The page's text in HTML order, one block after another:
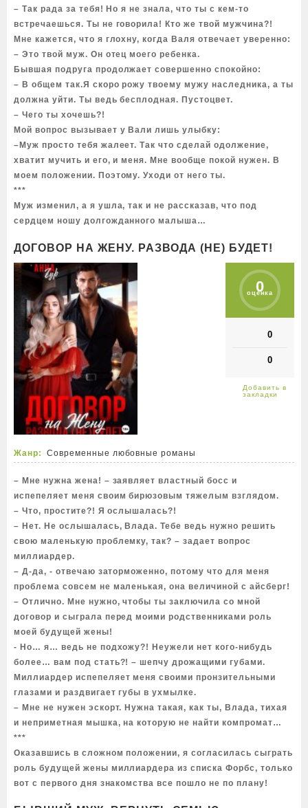
– Так рада за тебя! Но я не знала, что ты с кем-то
встречаешься. Ты не говорила! Кто же твой мужчина?!
Мне кажется, что я глохну, когда Валя отвечает уверенно:
– Это твой муж. Он отец моего ребенка.
Бывшая подруга продолжает совершенно спокойно:
– В общем так.Я скоро рожу твоему мужу наследника, а ты
должна уйти. Ты ведь бесплодная. Пустоцвет.
– Чего ты хочешь?!
Мой вопрос вызывает у Вали лишь улыбку:
–Муж просто тебя жалеет. Так что сделай одолжение,
хватит мучить и его, и меня. Мне вообще покой нужен. В
моем положении. Поэтому. Уходи от него ты.
***
Муж изменил, а я ушла, так и не рассказав, что под
сердцем ношу долгожданного малыша…
ДОГОВОР НА ЖЕНУ. РАЗВОДА (НЕ) БУДЕТ!
0
оценка
0
0
Жанр: Современные любовные романы
– Мне нужна жена! – заявляет властный босс и
испепеляет меня своим бирюзовым тяжелым взглядом.
– Что, простите?! Я ослышалась?!
– Нет. Не ослышалась, Влада. Тебе ведь нужно решить
свою маленькую проблемку, так? – задает вопрос
миллиардер.
– Д-да, - отвечаю заторможенно, потому что для меня
проблема совсем не маленькая, она величиной с айсберг!
– Отлично. Мне нужно, чтобы ты заключила со мной
договор и сыграла перед моими родственниками роль
моей будущей жены!
- Но… я… ведь не подхожу?! Неужели нет кого-нибудь
более… вам под стать?! – шепчу дрожащими губами.
Миллиардер испепеляет меня своими пронзительными
глазами и раздвигает губы в ухмылке.
– Мне не нужен эскорт. Нужна такая, как ты, Влада, тихая
и неприметная мышка, на которую не найти компромат…
***
Оказавшись в сложном положении, я согласилась сыграть
роль будущей жены миллиардера из списка Форбс, только
вот с первого дня знакомства все пошло не по плану!